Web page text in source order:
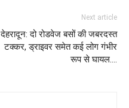
Next article
देहरादून: दो रोडवेज बसों की जबरदस्त
टक्कर, ड्राइवर समेत कई लोग गंभीर
रूप से घायल….